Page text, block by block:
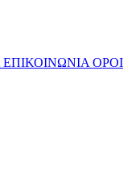
ΕΠΙΚΟΙΝΩΝΙΑ ΟΡΟΙ